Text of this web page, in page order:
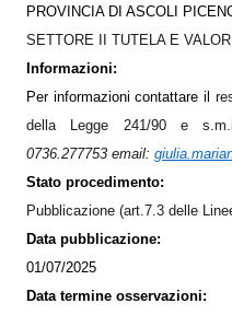
PROVINCIA DI ASCOLI
SETTORE II TUTELA E
Informazioni:
Per informazioni contattare il
della Legge 241/90 e
0736.277753 email:
Stato procedimento:
Pubblicazione (art.7.3 delle
Data pubblicazione:
01/07/2025
Data termine osservazioni: